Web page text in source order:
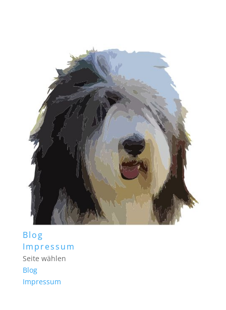
Blog
Impressum
Seite wählen
Blog
Impressum